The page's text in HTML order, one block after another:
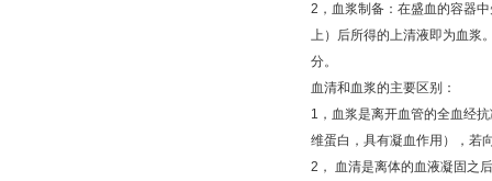
2 ，血浆制备：在盛血的容器
上）后所得的上清液即为血浆
分。
血清和血浆的主要区别：
1 ，血浆是离开血管的全血经
维蛋白，具有凝血作用），若
2 ，
血清是离体的血液凝固之